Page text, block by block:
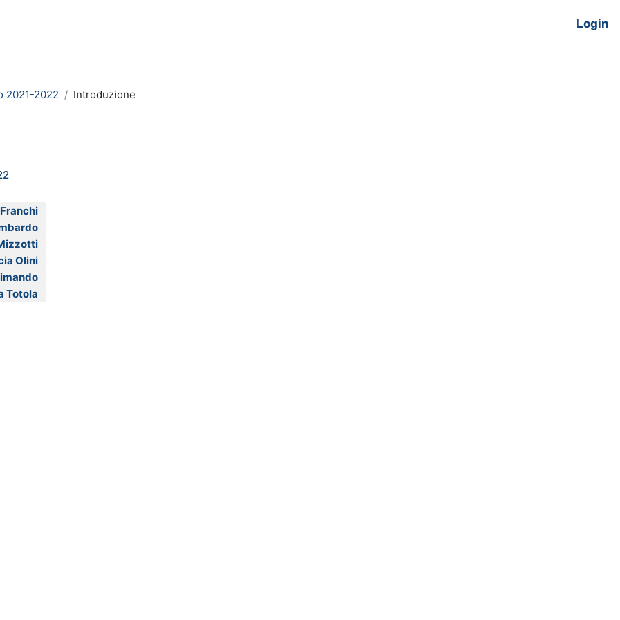
Login
2021-2022 Introduzione
Olini
Totola